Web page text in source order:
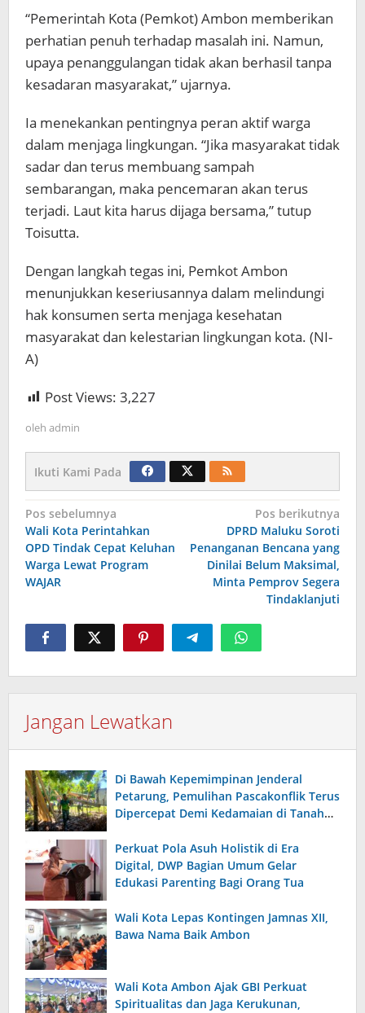
“Pemerintah Kota (Pemkot) Ambon memberikan
perhatian penuh terhadap masalah ini. Namun,
upaya penanggulangan tidak akan berhasil tanpa
kesadaran masyarakat,” ujarnya.
Ia menekankan pentingnya peran aktif warga
dalam menjaga lingkungan. “Jika masyarakat tidak
sadar dan terus membuang sampah
sembarangan, maka pencemaran akan terus
terjadi. Laut kita harus dijaga bersama,” tutup
Toisutta.
Dengan langkah tegas ini, Pemkot Ambon
menunjukkan keseriusannya dalam melindungi
hak konsumen serta menjaga kesehatan
masyarakat dan kelestarian lingkungan kota. (NI-
A)
Post Views: 3,227
oleh admin
Ikuti Kami Pada
Navigasi
pos
Pos sebelumnya
Wali Kota Perintahkan
OPD Tindak Cepat Keluhan
Warga Lewat Program
WAJAR
Pos berikutnya
DPRD Maluku Soroti
Penanganan Bencana yang
Dinilai Belum Maksimal,
Minta Pemprov Segera
Tindaklanjuti
Jangan Lewatkan
Di Bawah Kepemimpinan Jenderal
Petarung, Pemulihan Pascakonflik Terus
Dipercepat Demi Kedamaian di Tanah
Perkuat Pola Asuh Holistik di Era
Digital, DWP Bagian Umum Gelar
Edukasi Parenting Bagi Orang Tua
Wali Kota Lepas Kontingen Jamnas XII,
Bawa Nama Baik Ambon
Wali Kota Ambon Ajak GBI Perkuat
Spiritualitas dan Jaga Kerukunan,